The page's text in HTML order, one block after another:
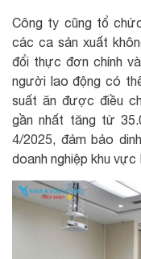
Công ty cũng tổ
các ca sản xuất
đổi thực đơn chính
người lao động có
suất ăn được điều
gần nhất tăng từ
4/2025, đảm bảo
doanh nghiệp khu vực